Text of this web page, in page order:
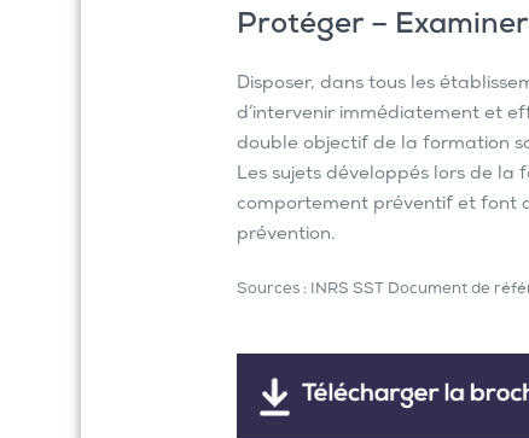
Protéger –
Disposer, dans tous les
d’intervenir immédiatement et
double objectif de la formation
Les sujets développés lors de la
comportement préventif et font
prévention.
Sources : INRS SST Document de